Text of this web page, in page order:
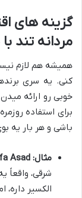
گزینه های
مردانه تند
همیشه هم لازم
کنی. یه سری
خوبی رو ارائه
برای استفاده
باشی و هر بار یه
مثال: Lattafa Asad
شرقی، واقعاً
الکسیر